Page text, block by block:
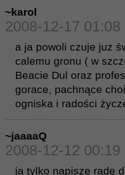
~karol
2008-12-17 01:08
a ja powoli czuje juz
calemu gronu ( w
Beacie Dul oraz
gorace, pachnące
ogniska i radości
~jaaaaQ
2008-12-12 00:19
ja tylko napisze radę